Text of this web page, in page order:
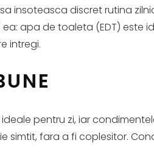
insoteasca discret rutina
apa de toaleta (EDT) este
intregi.
pentru zi, iar
simtit, fara a fi coplesitor.